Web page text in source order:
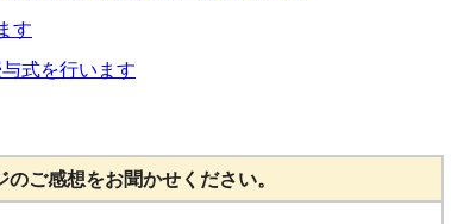
す
式を行います
ご感想をお聞かせください。